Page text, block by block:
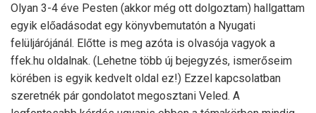
Olyan 3-4 éve Pesten (akkor még ott dolgoztam) hallgattam
egyik előadásodat egy könyvbemutatón a Nyugati
felüljárójánál. Előtte is meg azóta is olvasója vagyok a
ffek.hu oldalnak. (Lehetne több új bejegyzés, ismerőseim
körében is egyik kedvelt oldal ez!) Ezzel kapcsolatban
szeretnék pár gondolatot megosztani Veled. A